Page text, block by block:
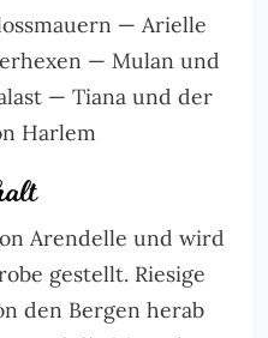
— Arielle
— Mulan und
— Tiana und der
Harlem
Arendelle und wird
gestellt. Riesige
den Bergen herab